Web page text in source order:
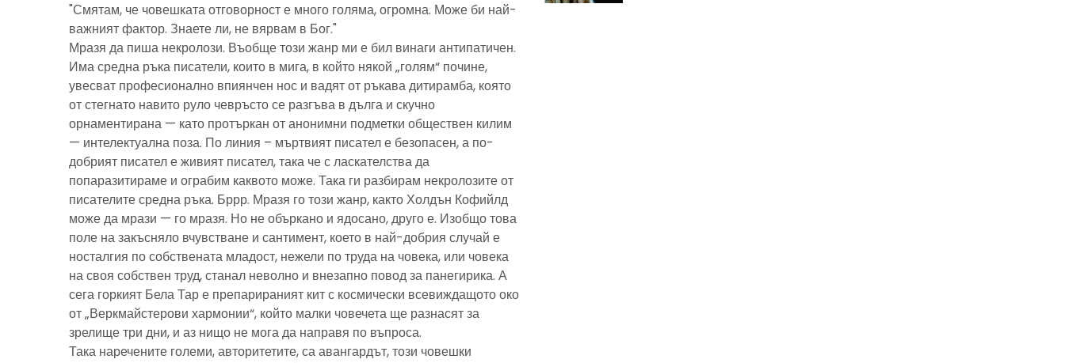
"Смятам, че човешката отговорност е много голяма, огромна. Може би най-
важният фактор. Знаете ли, не вярвам в Бог."
Мразя да пиша некролози. Въобще този жанр ми е бил винаги антипатичен.
Има средна ръка писатели, които в мига, в който някой „голям“ почине,
увесват професионално впиянчен нос и вадят от ръкава дитирамба, която
от стегнато навито руло чевръсто се разгъва в дълга и скучно
орнаментирана — като протъркан от анонимни подметки обществен килим
— интелектуална поза. По линия – мъртвият писател е безопасен, а по-
добрият писател е живият писател, така че с ласкателства да
попаразитираме и ограбим каквото може. Така ги разбирам некролозите от
писателите средна ръка. Бррр. Мразя го този жанр, както Холдън Кофийлд
може да мрази — го мразя. Но не объркано и ядосано, друго е. Изобщо това
поле на закъсняло вчувстване и сантимент, което в най-добрия случай е
носталгия по собствената младост, нежели по труда на човека, или човека
на своя собствен труд, станал неволно и внезапно повод за панегирика. А
сега горкият Бела Тар е препарираният кит с космически всевиждащото око
от „Веркмайстерови хармонии“, който малки човечета ще разнасят за
зрелище три дни, и аз нищо не мога да направя по въпроса.
Така наречените големи, авторитетите, са авангардът, този човешки